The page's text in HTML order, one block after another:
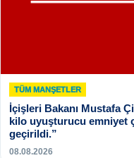
TÜM MANŞETLER
İçişleri Bakanı Mustafa
kilo uyuşturucu emniyet
geçirildi.”
08.08.2026